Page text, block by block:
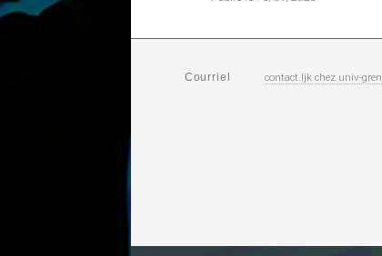
Courriel contact.ljkchez univ-